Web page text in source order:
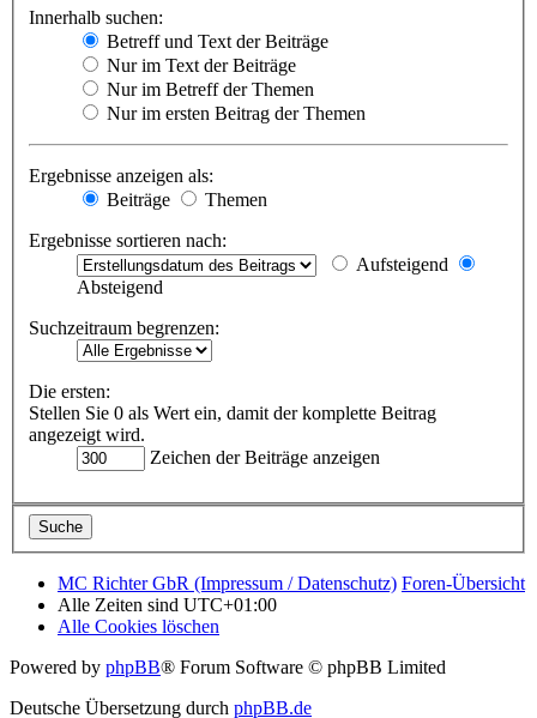
Innerhalb suchen:
Betreff und Text der Beiträge
Nur im Text der Beiträge
Nur im Betreff der Themen
Nur im ersten Beitrag der Themen
Ergebnisse anzeigen als:
Beiträge
Themen
Ergebnisse sortieren nach:
Aufsteigend
Absteigend
Suchzeitraum begrenzen:
Die ersten:
Stellen Sie 0 als Wert ein, damit der komplette Beitrag
angezeigt wird.
Zeichen der Beiträge anzeigen
MC Richter GbR (Impressum / Datenschutz) Foren-Übersicht
Alle Zeiten sind UTC+01:00
Alle Cookies löschen
Powered by phpBB® Forum Software © phpBB Limited
Deutsche Übersetzung durch phpBB.de